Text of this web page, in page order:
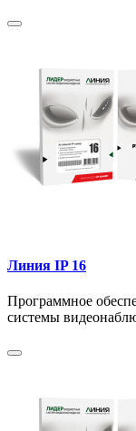
Линия IP 16
Программное
системы